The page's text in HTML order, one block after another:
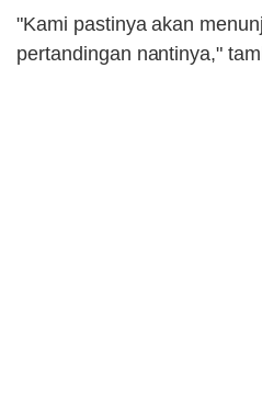
"Kami pastinya akan
pertandingan nantinya,"